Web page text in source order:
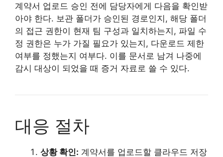
계약서 업로드 승인 전에 담당자에게 다음을 확인받
아야 한다. 보관 폴더가 승인된 경로인지, 해당 폴더
의 접근 권한이 현재 팀 구성과 일치하는지, 파일 수
정 권한은 누가 가질 필요가 있는지, 다운로드 제한
여부를 정했는지 여부다. 이를 문서로 남겨 나중에
감시 대상이 되었을 때 증거 자료로 쓸 수 있다.
대응 절차
상황 확인: 계약서를 업로드할 클라우드 저장